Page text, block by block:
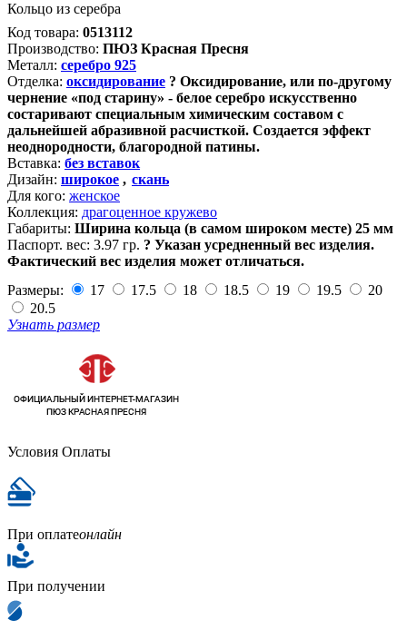
Кольцо из серебра
Код товара: 0513112
Производство: ПЮЗ Красная Пресня
Металл: серебро 925
Отделка: оксидирование ? Оксидирование, или по-другому
чернение «под старину» - белое серебро искусственно
состаривают специальным химическим составом с
дальнейшей абразивной расчисткой. Создается эффект
неоднородности, благородной патины.
Вставка: без вставок
Дизайн: широкое , скань
Для кого: женское
Коллекция: драгоценное кружево
Габариты: Ширина кольца (в самом широком месте) 25 мм
Паспорт. вес: 3.97 гр. ? Указан усредненный вес изделия.
Фактический вес изделия может отличаться.
Размеры:
17 17.5 18 18.5 19 19.5
20
20.5
Узнать размер
Условия Оплаты
При оплатеонлайн
При получении